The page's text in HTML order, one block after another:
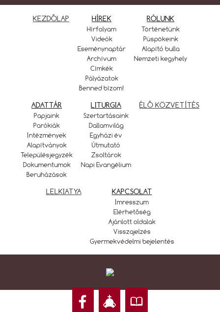
KEZDŐLAP HÍREK
Hírfolyam
Videók
Eseménynaptár
Archívum
Címkék
Pályázatok
Benned bízom!
RÓLUNK
Történetünk
Püspökeink
Alapító bulla
Nemzeti kegyhely
ADATTÁR
Papjaink
Parókiák
Intézmények
Alapítványok
Településjegyzék
Dokumentumok
Beruházások
LITURGIA
Szertartásaink
Dallamvilág
Egyházi év
Útmutató
Zsoltárok
Napi Evangélium
ÉLŐ KÖZVETÍTÉS
LELKIATYA KAPCSOLAT
Imresszum
Elérhetőség
Ajánlott oldalak
Visszajelzés
Gyermekvédelmi bejelentés